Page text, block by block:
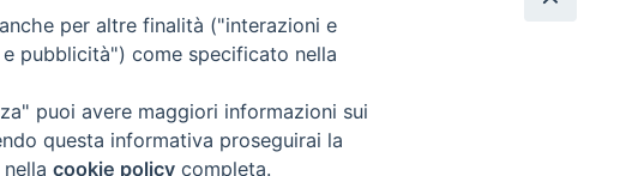
e Società
della Preghiera
FVG
per altre finalità ("interazioni e
pubblicità") come specificato nella
puoi avere maggiori informazioni sui
questa informativa proseguirai la
cookie policy completa.